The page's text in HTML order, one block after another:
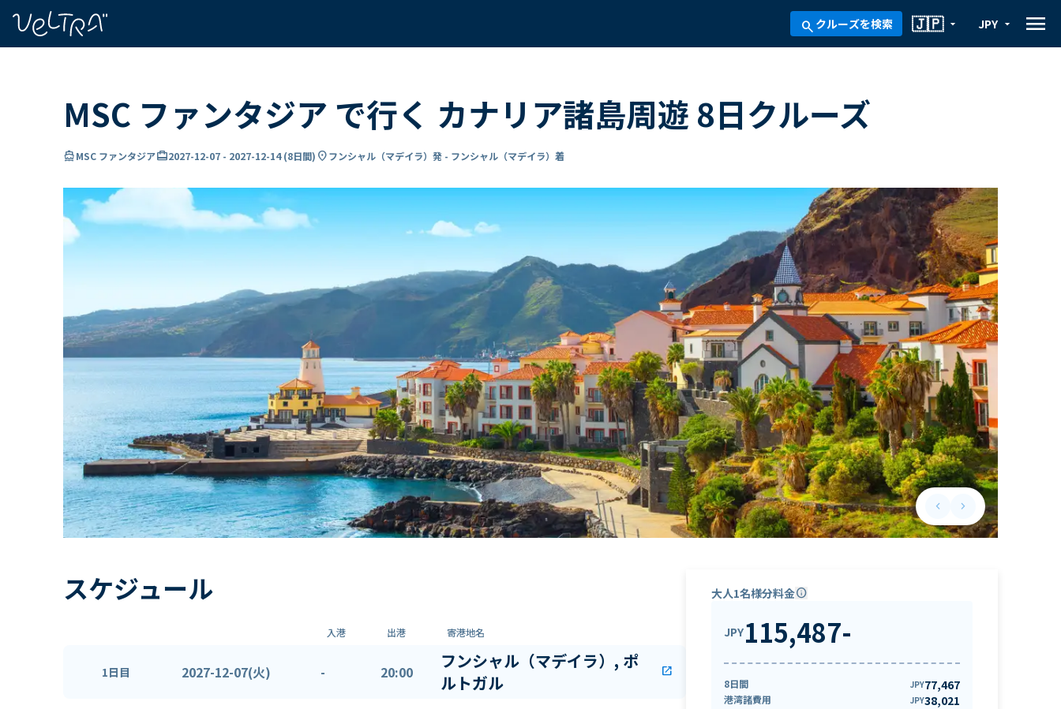
search クルーズを検索 arrow_drop_down
🇯🇵 arrow_drop_down
JPY menu
MSC ファンタジア で行く カナリア諸島周遊 8日クルーズ
directions_boatMSC ファンタジアcard_travel2027-12-07 - 2027-12-14(8日間) location_onフンシャル（マデイラ）発 - フンシャル（マデイラ）着
keyboard_arrow_leftPrevious slide
keyboard_arrow_rightNext slide
スケジュール
入港 出港 寄港地名
1日目 2027-12-07(火) - 20:00
フンシャル（マデイラ）, ポ
ルトガル
open_in_new
大人1名様分料金info
JPY115,487-
8日間 JPY77,467
港湾諸費用 JPY38,021